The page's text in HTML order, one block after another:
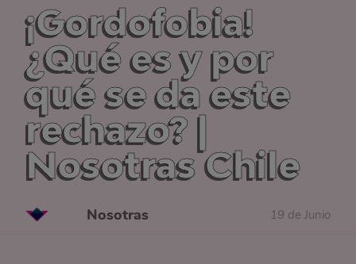
¡Gordofobia!
¿Qué es y por
qué se da este
rechazo? |
Nosotras Chile
Nosotras 19 de Junio